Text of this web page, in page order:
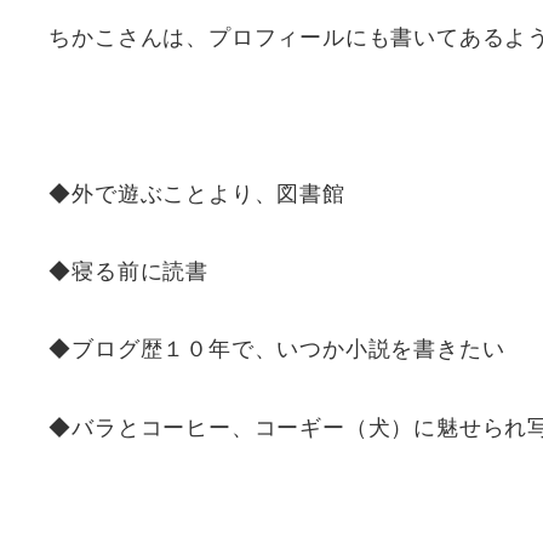
ちかこさんは、プロフィールにも書いてあるよ
◆外で遊ぶことより、図書館
◆寝る前に読書
◆ブログ歴１０年で、いつか小説を書きたい
◆バラとコーヒー、コーギー（犬）に魅せられ